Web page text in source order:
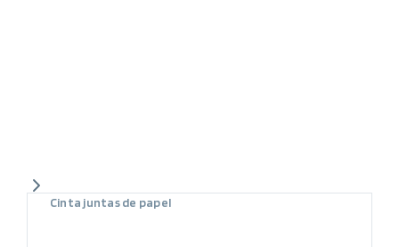
Cinta juntas de papel